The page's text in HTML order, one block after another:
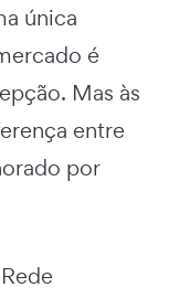
única
é
Mas às
entre
por